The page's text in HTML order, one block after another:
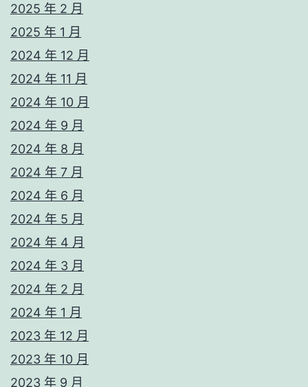
2025 年 2 月
2025 年 1 月
2024 年 12 月
2024 年 11 月
2024 年 10 月
2024 年 9 月
2024 年 8 月
2024 年 7 月
2024 年 6 月
2024 年 5 月
2024 年 4 月
2024 年 3 月
2024 年 2 月
2024 年 1 月
2023 年 12 月
2023 年 10 月
2023 年 9 月